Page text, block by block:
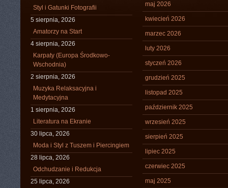
Styl i Gatunki Fotografii
5 sierpnia, 2026
Amatorzy na Start
4 sierpnia, 2026
Karpaty (Europa Środkowo-
Wschodnia)
2 sierpnia, 2026
Muzyka Relaksacyjna i
Medytacyjna
1 sierpnia, 2026
Literatura na Ekranie
30 lipca, 2026
Moda i Styl z Tuszem i Piercingiem
28 lipca, 2026
Odchudzanie i Redukcja
25 lipca, 2026
maj 2026
kwiecień 2026
marzec 2026
luty 2026
styczeń 2026
grudzień 2025
listopad 2025
październik 2025
wrzesień 2025
sierpień 2025
lipiec 2025
czerwiec 2025
maj 2025